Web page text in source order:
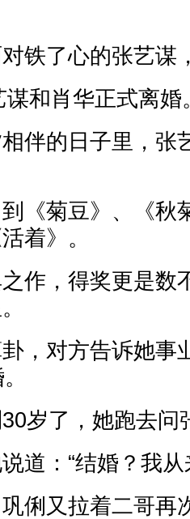
了心的张艺谋
和肖华正式离婚
的日子里，张
菊豆》、《秋
着》。
，得奖更是数
对方告诉她事
了，她跑去问
：“结婚？我从
又拉着二哥再